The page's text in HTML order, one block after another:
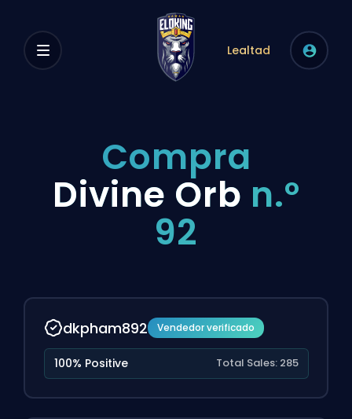
Lealtad
Compra
Divine Orb n.º
92
dkpham892 Vendedor verificado
100% Positive Total Sales: 285